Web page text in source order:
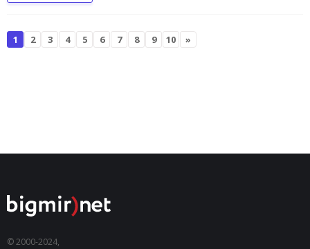
1 2 3 4 5 6 7 8 9 10 »
© 2000-2024,